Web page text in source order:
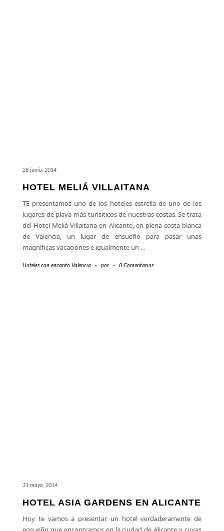
28 junio, 2014
HOTEL MELIÁ VILLAITANA
TE presentamos uno de los hoteles estrella de uno de los
lugares de playa más turísiticos de nuestras costas. Se trata
del Hotel Meliá Villaitana en Alicante, en plena costa blanca
de Valencia, un lugar de ensueño para pasar unas
magníficas vacaciones e igualmente un …
Hoteles con encanto Valencia - por - 0 Comentarios
31 mayo, 2014
HOTEL ASIA GARDENS EN ALICANTE
Hoy te vamos a presentar un hotel verdaderamente de